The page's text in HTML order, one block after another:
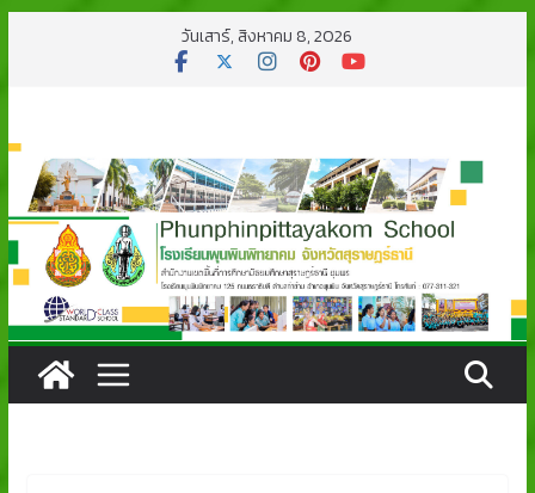
วันเสาร์, สิงหาคม 8, 2026